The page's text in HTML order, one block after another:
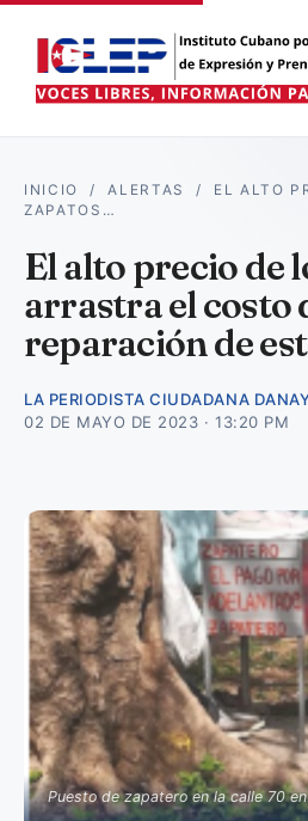
INICIO /ALERTAS / EL ALTO
ZAPATOS…
El alto precio de
arrastra el costo
reparación de
LA PERIODISTA CIUDADANA
02 DE MAYO DE 2023 · 13:20 PM
Puesto de zapatero en la calle 70